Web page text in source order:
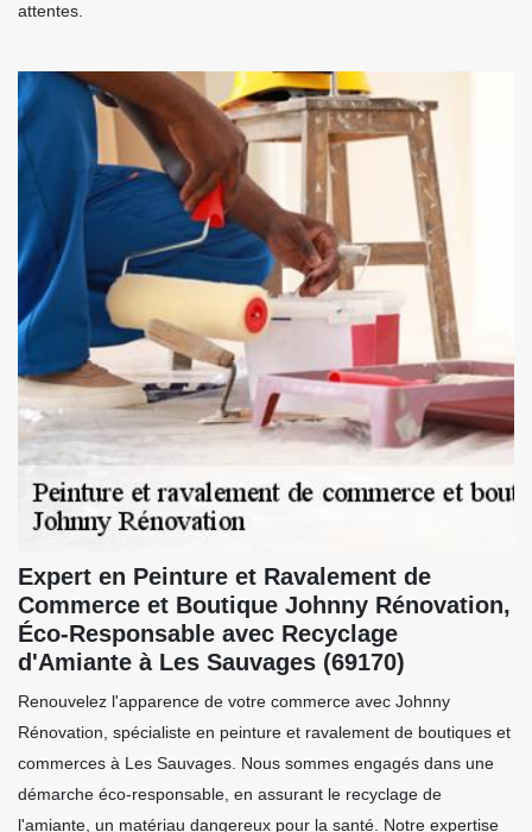
attentes.
Expert en Peinture et Ravalement de
Commerce et Boutique Johnny Rénovation,
Éco-Responsable avec Recyclage
d'Amiante à Les Sauvages (69170)
Renouvelez l'apparence de votre commerce avec Johnny
Rénovation, spécialiste en peinture et ravalement de boutiques et
commerces à Les Sauvages. Nous sommes engagés dans une
démarche éco-responsable, en assurant le recyclage de
l'amiante, un matériau dangereux pour la santé. Notre expertise